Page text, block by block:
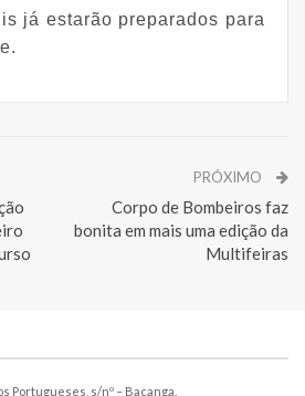
já estarão preparados para
PRÓXIMO
Corpo de Bombeiros faz
bonita em mais uma edição da
Multifeiras
Portugueses, s/nº – Bacanga.